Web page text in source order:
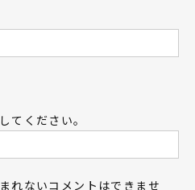
てください。
れないコメントはできませ